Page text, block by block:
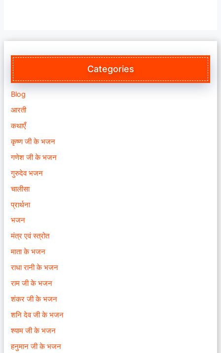
Categories
Blog
आरती
कथाएँ
कृष्ण जी के भजन
गणेश जी के भजन
गुरुदेव भजन
चालीसा
प्रार्थना
भजन
मंत्र एवं स्त्रोत
माता के भजन
राधा रानी के भजन
राम जी के भजन
शंकर जी के भजन
शनि देव जी के भजन
श्याम जी के भजन
हनुमान जी के भजन